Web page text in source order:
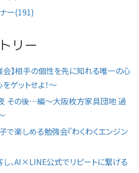
ー(191)
リー
会】相手の個性を先に知れる唯一の心
ゲットせよ！〜
その後⋯編〜大阪枚方家具団地 過
子で楽しめる勉強会『わくわくエンジン
、AI×LINE公式でリピートに繋げる